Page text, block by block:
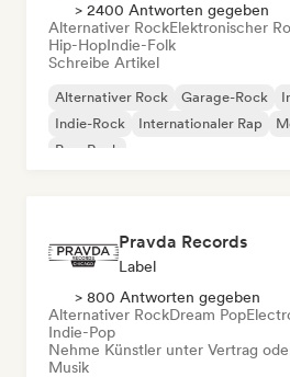
> 2400 Antworten gegeben
Alternativer RockElektronischer
Hip-HopIndie-Folk
Schreibe Artikel
Alternativer Rock Garage-Rock
Indie-Rock
Internationaler Rap
Pop-Rock
Pravda Records
Label
> 800 Antworten gegeben
Alternativer RockDream Pop
Indie-Pop
Nehme Künstler unter Vertrag
Musik